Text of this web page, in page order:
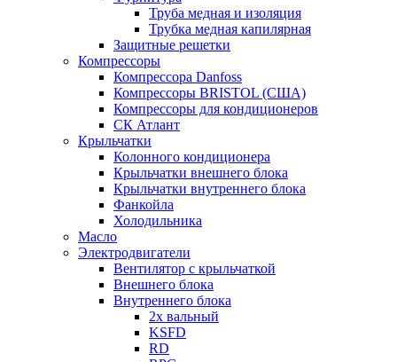
Труба медная и изоляция
Трубка медная капилярная
Защитные решетки
Компрессоры
Компрессора Danfoss
Компрессоры BRISTOL (США)
Компрессоры для кондиционеров
СК Атлант
Крыльчатки
Колонного кондиционера
Крыльчатки внешнего блока
Крыльчатки внутреннего блока
Фанкойла
Холодильника
Масло
Электродвигатели
Вентилятор с крыльчаткой
Внешнего блока
Внутреннего блока
2х вальный
KSFD
RD